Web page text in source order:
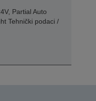
Partial Auto
Tehnički podaci /